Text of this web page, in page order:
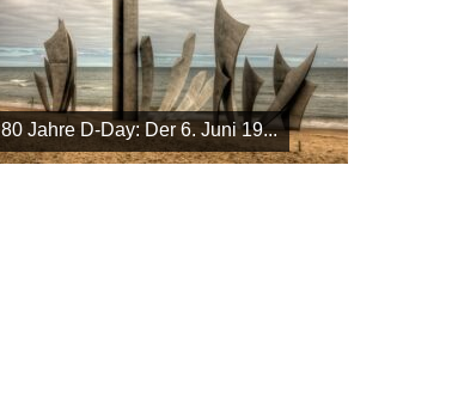
80 Jahre D-Day: Der 6. Juni 19...